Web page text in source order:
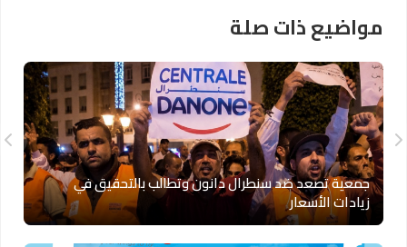
مواضيع ذات صلة
جمعية تصعد ضد سنطرال دانون وتطالب بالتحقيق في
زيادات الأسعار